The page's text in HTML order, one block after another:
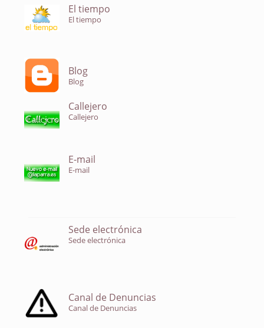
El tiempo
El tiempo
Blog
Blog
Callejero
Callejero
E-mail
E-mail
Sede electrónica
Sede electrónica
Canal de Denuncias
Canal de Denuncias